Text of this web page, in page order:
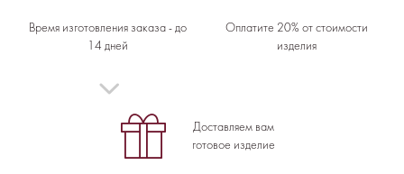
Оплатите 20% от стоимости
изделия
Время изготовления заказа - до
14 дней
Доставляем вам
готовое изделие